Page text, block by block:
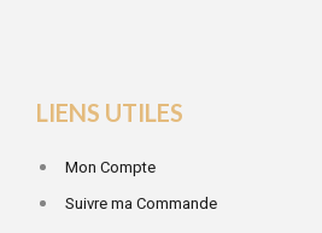
LIENS UTILES
Mon Compte
Suivre ma Commande